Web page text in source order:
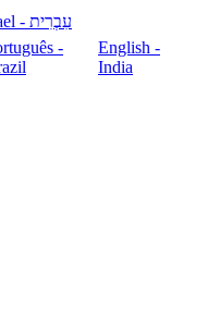
עִבְרִית - Israel
-
English -
India